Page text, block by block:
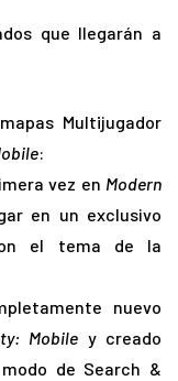
que llegarán a
Multijugador
:
vez en Modern
en un exclusivo
el tema de la
nuevo
Mobile y creado
de Search &